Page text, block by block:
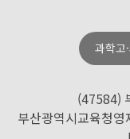
과학고
(47584)
부산광역시교육청